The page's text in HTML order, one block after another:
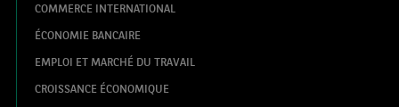
COMMERCE INTERNATIONAL
ÉCONOMIE BANCAIRE
EMPLOI ET MARCHÉ DU TRAVAIL
CROISSANCE ÉCONOMIQUE